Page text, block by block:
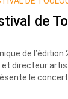
de
de l’édition
directeur
le